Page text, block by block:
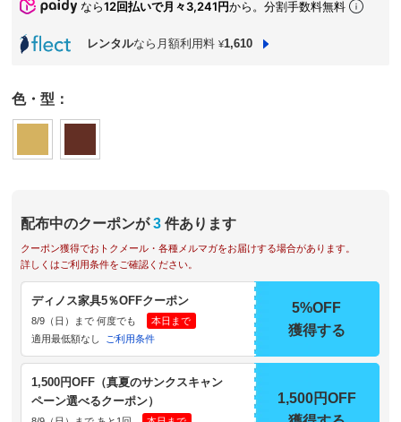
なら12回払いで月々3,241円から。分割手数料無料
レンタルなら月額利用料 ¥1,610
色・型：
配布中のクーポンが 3 件あります
クーポン獲得でおトクメール・各種メルマガをお届けする場合があります。
詳しくはご利用条件をご確認ください。
ディノス家具5％OFFクーポン
8/9（日）まで 何度でも
本日まで
適用最低額なし
ご利用条件
5%OFF
獲得する
1,500円OFF（真夏のサンクスキャン
ペーン選べるクーポン）
1,500円OFF